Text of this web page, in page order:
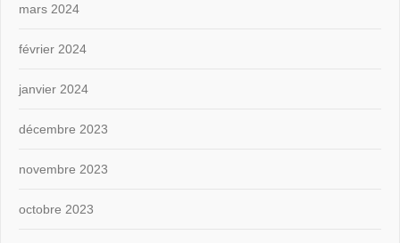
mars 2024
février 2024
janvier 2024
décembre 2023
novembre 2023
octobre 2023